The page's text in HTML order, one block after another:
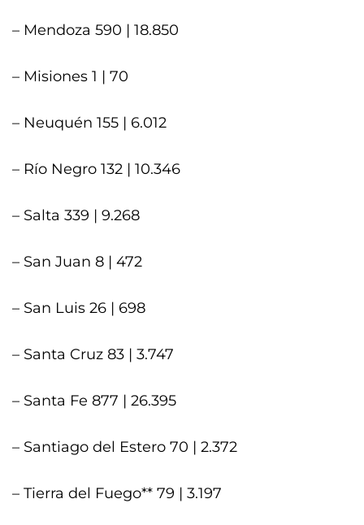
– Mendoza 590 | 18.850
– Misiones 1 | 70
– Neuquén 155 | 6.012
– Río Negro 132 | 10.346
– Salta 339 | 9.268
– San Juan 8 | 472
– San Luis 26 | 698
– Santa Cruz 83 | 3.747
– Santa Fe 877 | 26.395
– Santiago del Estero 70 | 2.372
– Tierra del Fuego** 79 | 3.197